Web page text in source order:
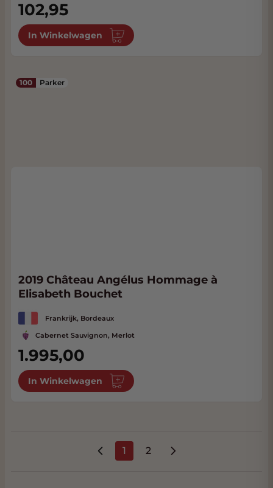
102,95
In Winkelwagen
100 Parker
2019 Château Angélus Hommage à
Elisabeth Bouchet
Frankrijk, Bordeaux
Cabernet Sauvignon, Merlot
1.995,00
In Winkelwagen
U lees momenteel pagina
1 Pagina
2